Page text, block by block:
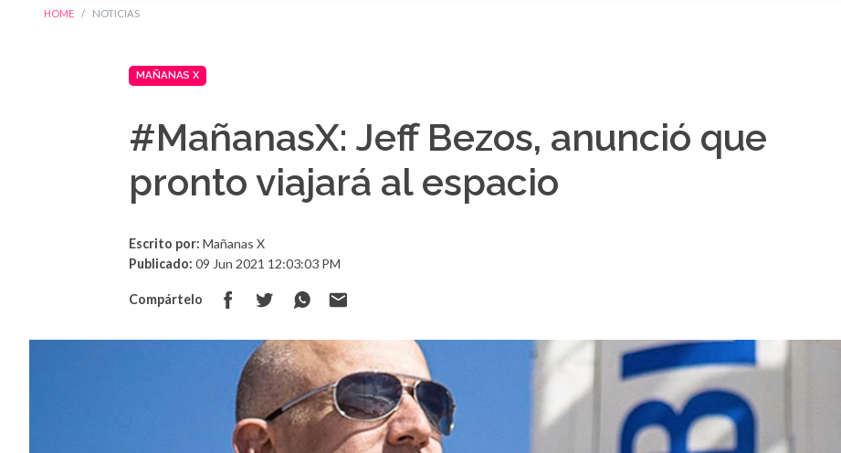
HOME NOTICIAS
MAÑANAS X
#MañanasX: Jeff Bezos, anunció que
pronto viajará al espacio
Escrito por: Mañanas X
Publicado: 09 Jun 2021 12:03:03 PM
Compártelo